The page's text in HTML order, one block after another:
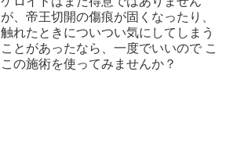
が、帝王切開の傷痕が固くなったり、
触れたときについつい気にしてしまう
ことがあったなら、一度でいいので こ
この施術を使ってみませんか？